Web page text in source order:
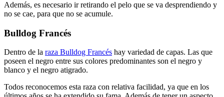
Además, es necesario ir retirando el pelo que se va desprendiendo y
no se cae, para que no se acumule.
Bulldog Francés
Dentro de la raza Bulldog Francés hay variedad de capas. Las que
poseen el negro entre sus colores predominantes son el negro y
blanco y el negro atigrado.
Todos reconocemos esta raza con relativa facilidad, ya que en los